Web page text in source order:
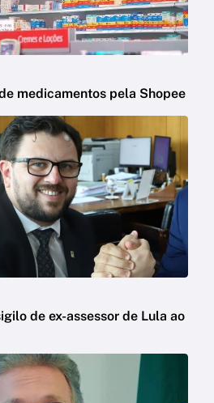
medicamentos pela Shopee
de ex-assessor de Lula ao